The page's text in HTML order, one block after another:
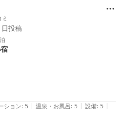
投稿
ション: 5 | 温泉・お風呂: 5 | 設備: 5 |